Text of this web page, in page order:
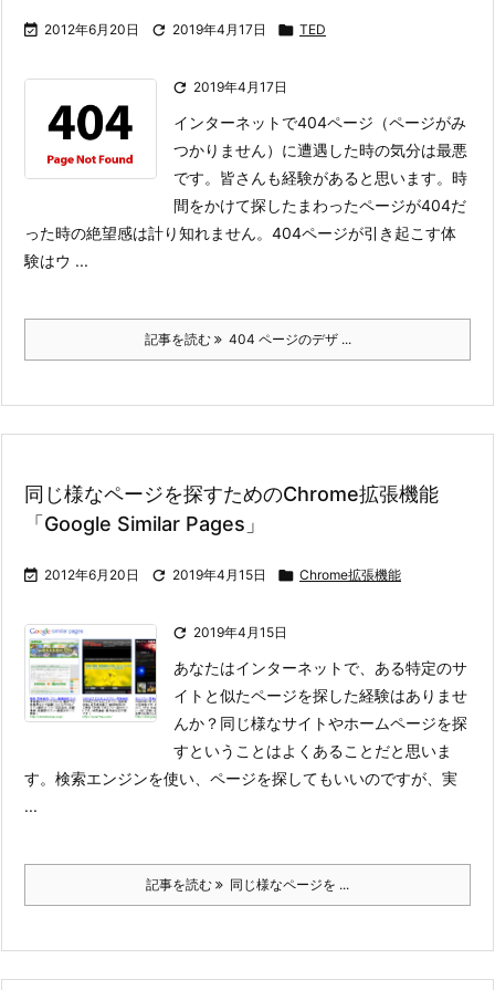
 2012年6月20日  2019年4月17日  TED
 2019年4月17日
インターネットで404ページ（ページがみ
つかりません）に遭遇した時の気分は最悪
です。皆さんも経験があると思います。時
間をかけて探したまわったページが404だ
った時の絶望感は計り知れません。 404ページが引き起こす体
験はウ ...
記事を読む 404 ページのデザ ...
同じ様なページを探すためのChrome拡張機能
「Google Similar Pages」
 2012年6月20日  2019年4月15日  Chrome拡張機能
 2019年4月15日
あなたはインターネットで、ある特定のサ
イトと似たページを探した経験はありませ
んか？ 同じ様なサイトやホームページを探
すということはよくあることだと思いま
す。 検索エンジンを使い、ページを探してもいいのですが、実
...
記事を読む 同じ様なページを ...